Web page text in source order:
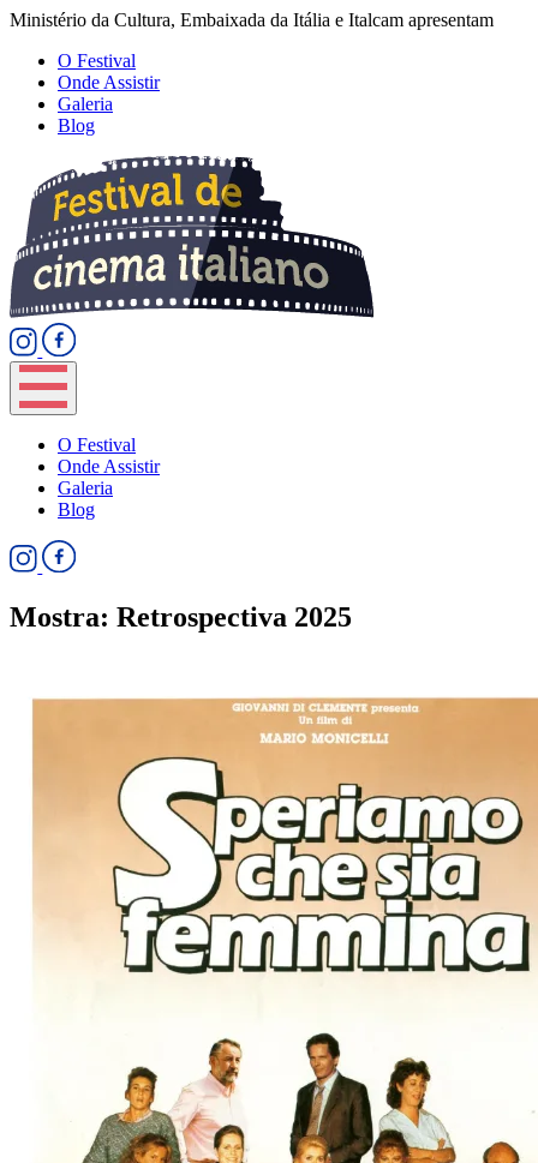
Ministério da Cultura, Embaixada da Itália e Italcam apresentam
O Festival
Onde Assistir
Galeria
Blog
O Festival
Onde Assistir
Galeria
Blog
Mostra: Retrospectiva 2025